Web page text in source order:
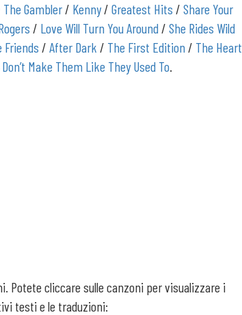
The Gambler/ Kenny/Greatest Hits /Share Your
/ Love Will Turn You Around / She Rides Wild
Friends / After Dark / The First Edition / The Heart
Make Them Like They Used To.
Potete cliccare sulle canzoni per visualizzare i
testi e le traduzioni: